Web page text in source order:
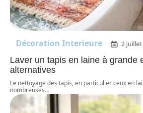
Décoration Interieure 2 juillet
Laver un tapis en laine à grande
alternatives
Le nettoyage des tapis, en particulier ceux en
nombreuses…